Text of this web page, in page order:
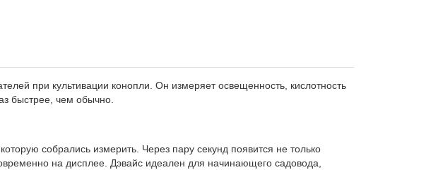
при культивации конопли. Он измеряет освещенность, кислотность
быстрее, чем обычно.
собрались измерить. Через пару секунд появится не только
на дисплее. Дэвайс идеален для начинающего садовода,